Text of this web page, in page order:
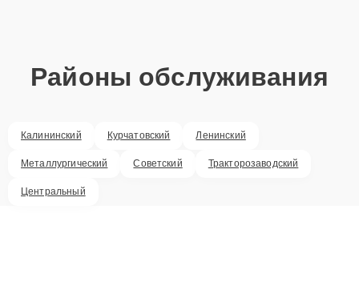
Районы обслуживания
Калининский Курчатовский Ленинский
Металлургический Советский Тракторозаводский
Центральный